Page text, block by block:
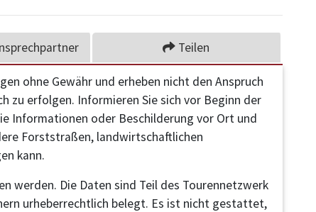
Teilen
ohne Gewähr und erheben nicht den Anspruch
zu erfolgen. Informieren Sie sich vor Beginn der
Informationen oder Beschilderung vor Ort und
Forststraßen, landwirtschaftlichen
kann.
werden. Die Daten sind Teil des Tourennetzwerk
urheberrechtlich belegt. Es ist nicht gestattet,